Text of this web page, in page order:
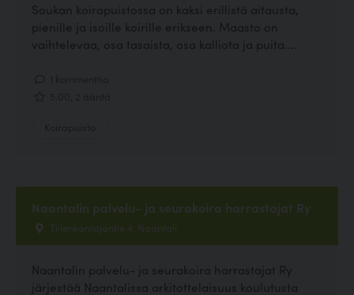
Soukan koirapuistossa on kaksi erillistä aitausta,
pienille ja isoille koirille erikseen. Maasto on
vaihtelevaa, osa tasaista, osa kalliota ja puita....
Naantalin palvelu- ja seurakoira harrastajat Ry
Tiilenkantajantie 4, Naantali
Naantalin palvelu- ja seurakoira harrastajat Ry
järjestää Naantalissa arkitottelaisuus koulutusta